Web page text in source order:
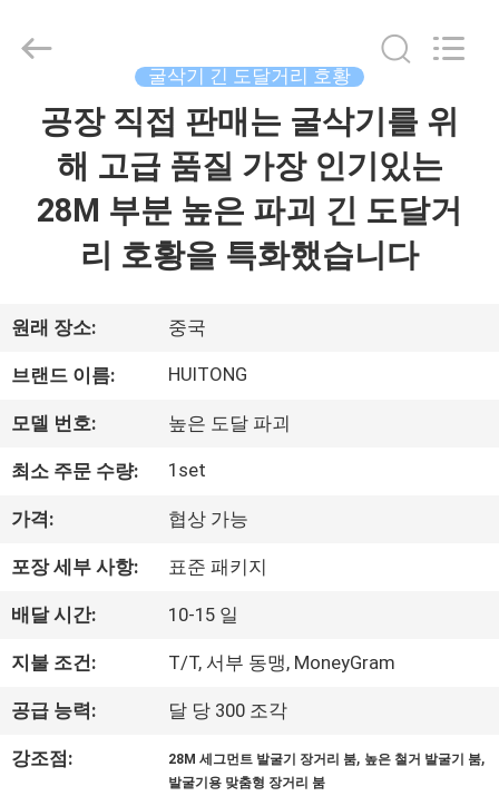
VR
쇼
우
리
에
관
한
것
2025
Guangzhou
굴삭기 긴 도달거리 호황
공장 직접 판매는 굴삭기를 위
해 고급 품질 가장 인기있는
28M 부분 높은 파괴 긴 도달거
리 호황을 특화했습니다
원래 장소: 중국
브랜드 이름: HUITONG
모델 번호: 높은 도달 파괴
최소 주문 수량: 1set
가격: 협상 가능
포장 세부 사항: 표준 패키지
배달 시간: 10-15 일
지불 조건: T/T, 서부 동맹, MoneyGram
공급 능력: 달 당 300 조각
강조점: 28M 세그먼트 발굴기 장거리 붐, 높은 철거 발굴기 붐,
발굴기용 맞춤형 장거리 붐